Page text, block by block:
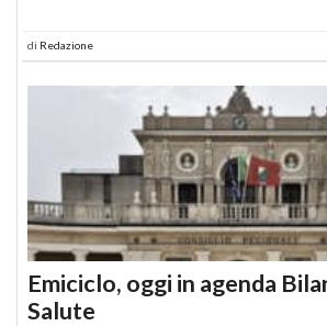
di Redazione
Emiciclo, oggi in agenda
Salute